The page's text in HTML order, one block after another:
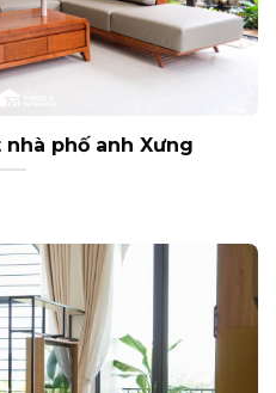
phố anh Xưng